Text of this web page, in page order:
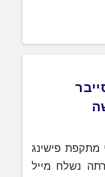
מתקפת פישינג
נשלח מייל